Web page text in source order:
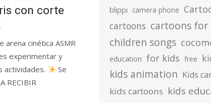
con corte
cinética ASMR
experimentar y
actividades.
Se
RECIBIR
blippi camera phone
cartoons cartoons for
children songs
education for kids free
kids animation Kids
kids cartoons kids